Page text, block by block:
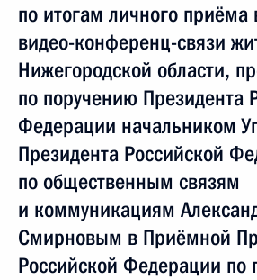
по итогам личного
видео-конференц-связи
Нижегородской области,
по поручению Президента
Федерации начальником
Президента Российской
по общественным связям
и коммуникациям
Смирновым в Приёмной
Российской Федерации по